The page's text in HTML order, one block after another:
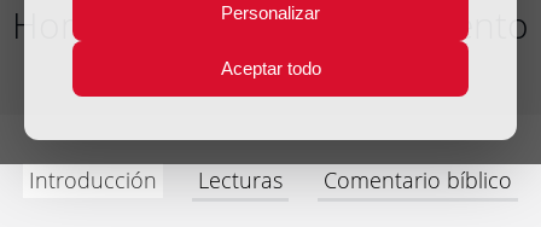
Personalizar
Aceptar todo
Homilía II Domingo de Adviento
Año litúrgico 2017 - 2018 - (Ciclo B)
Introducción Lecturas Comentario bíblico